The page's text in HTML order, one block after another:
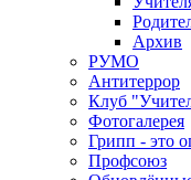
Архив
РУМО
Антитеррор
Клуб
Фотогалерея
Грипп - это
Профсоюз